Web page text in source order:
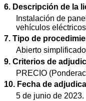
6. Descripción de la
Instalación de
vehículos
7. Tipo de
Abierto
9. Criterios de
PRECIO
10. Fecha de
5 de junio de 2023.